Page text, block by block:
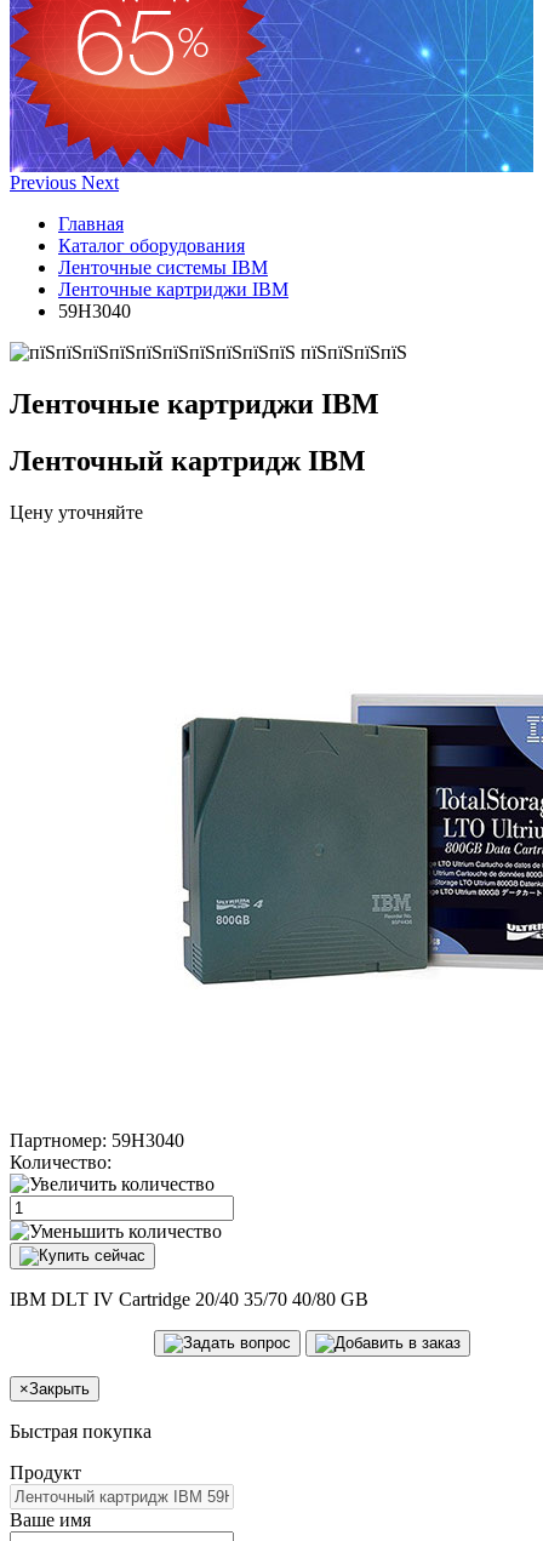
Previous Next
Главная
Каталог оборудования
Ленточные системы IBM
Ленточные картриджи IBM
59H3040
Ленточные картриджи IBM
Ленточный картридж IBM
Цену уточняйте
Партномер: 59H3040
Количество:
IBM DLT IV Cartridge 20/40 35/70 40/80 GB
×Закрыть
Быстрая покупка
Продукт
Ваше имя